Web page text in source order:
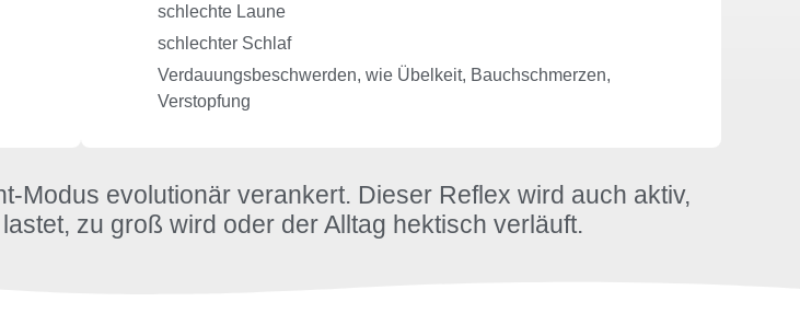
schlechte Laune
schlechter Schlaf
Verdauungsbeschwerden, wie Übelkeit, Bauchschmerzen,
Verstopfung
Modus evolutionär verankert. Dieser Reflex wird auch aktiv,
zu groß wird oder der Alltag hektisch verläuft.